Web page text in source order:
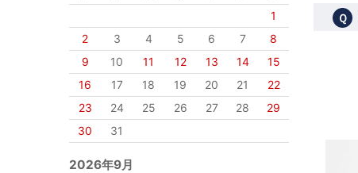
1
2
3 4 5 6 7
8
9
10 11 12 13 14
15
16
17 18 19 20 21
22
23
24 25 26 27 28
29
30
31
2026年9月
Ｑ